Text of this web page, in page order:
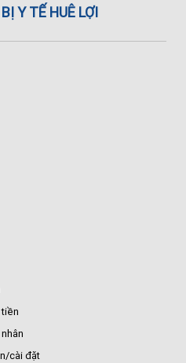
Y TẾ HUÊ LỢI
cài đặt